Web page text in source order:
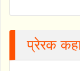
प्रेरक